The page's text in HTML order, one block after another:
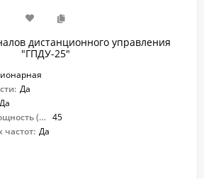
дистанционного управления
"ГПДУ-25"
Да
Да
Общая выходная мощность (Вт): 45
Да